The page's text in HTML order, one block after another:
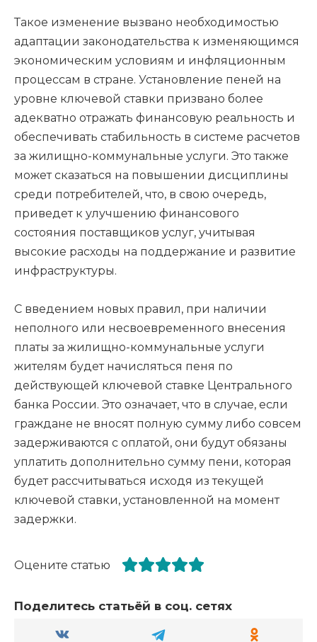
Такое изменение вызвано необходимостью
адаптации законодательства к изменяющимся
экономическим условиям и инфляционным
процессам в стране. Установление пеней на
уровне ключевой ставки призвано более
адекватно отражать финансовую реальность и
обеспечивать стабильность в системе расчетов
за жилищно-коммунальные услуги. Это также
может сказаться на повышении дисциплины
среди потребителей, что, в свою очередь,
приведет к улучшению финансового
состояния поставщиков услуг, учитывая
высокие расходы на поддержание и развитие
инфраструктуры.
С введением новых правил, при наличии
неполного или несвоевременного внесения
платы за жилищно-коммунальные услуги
жителям будет начисляться пеня по
действующей ключевой ставке Центрального
банка России. Это означает, что в случае, если
граждане не вносят полную сумму либо совсем
задерживаются с оплатой, они будут обязаны
уплатить дополнительно сумму пени, которая
будет рассчитываться исходя из текущей
ключевой ставки, установленной на момент
задержки.
Оцените статью
Поделитесь статьёй в соц. сетях